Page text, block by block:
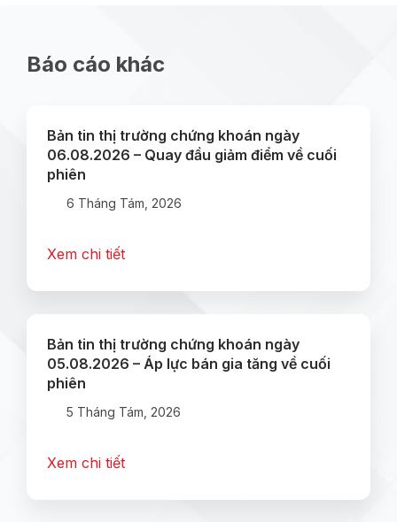
Báo cáo khác
Bản tin thị trường chứng khoán ngày
06.08.2026 – Quay đầu giảm điểm về cuối
phiên
6 Tháng Tám, 2026
Xem chi tiết
Bản tin thị trường chứng khoán ngày
05.08.2026 – Áp lực bán gia tăng về cuối
phiên
5 Tháng Tám, 2026
Xem chi tiết